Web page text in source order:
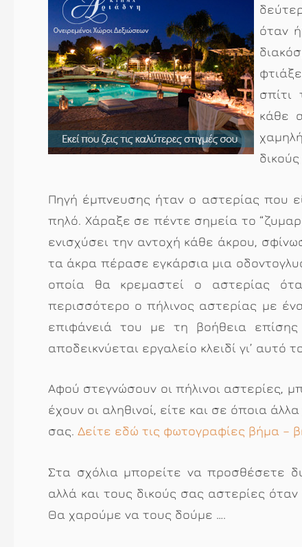
όταν
σπίτι
κάθε
Πηγή έμπνευσης ήταν ο αστερίας που
πηλό. Χάραξε σε πέντε σημεία το
ενισχύσει την αντοχή κάθε άκρου,
τα άκρα πέρασε εγκάρσια μια
οποία θα κρεμαστεί ο αστερίας
περισσότερο ο πήλινος αστερίας με
επιφάνειά του με τη βοήθεια επίσης
αποδεικνύεται εργαλείο κλειδί γι’ αυτό
Αφού στεγνώσουν οι πήλινοι αστερίες,
έχουν οι αληθινοί, είτε και σε όποια
σας. Δείτε εδώ τις φωτογραφίες βήμα –
Στα σχόλια μπορείτε να προσθέσετε
αλλά και τους δικούς σας αστερίες
Θα χαρούμε να τους δούμε ….